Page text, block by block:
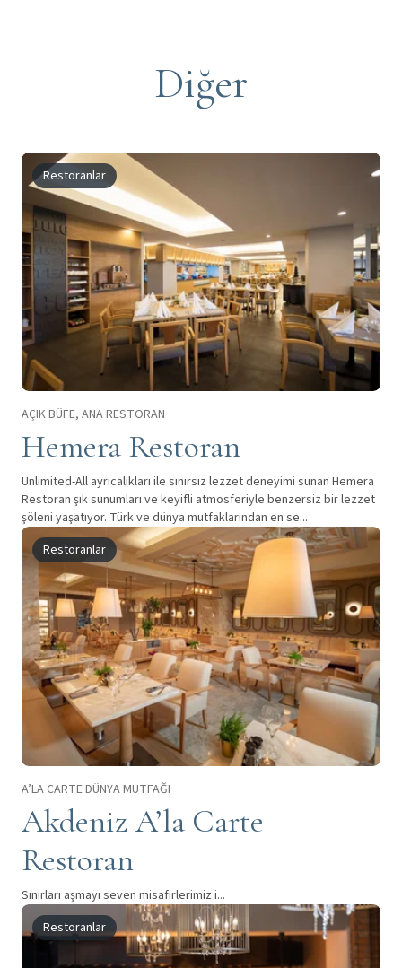
Diğer
Restoranlar
AÇIK BÜFE, ANA RESTORAN
Hemera Restoran
Unlimited-All ayrıcalıkları ile sınırsız lezzet deneyimi sunan Hemera
Restoran şık sunumları ve keyifli atmosferiyle benzersiz bir lezzet
şöleni yaşatıyor. Türk ve dünya mutfaklarından en se...
Restoranlar
A’LA CARTE DÜNYA MUTFAĞI
Akdeniz A’la Carte
Restoran
Sınırları aşmayı seven misafirlerimiz i...
Restoranlar